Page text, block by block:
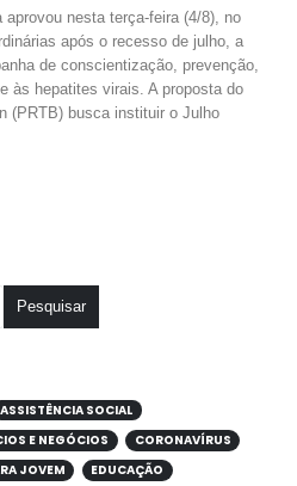
aprovou nesta terça-feira (4/8), no
após o recesso de julho, a
de conscientização, prevenção,
às hepatites virais. A proposta do
(PRTB) busca instituir o Julho
Pesquisar
ASSISTÊNCIA SOCIAL
E NEGÓCIOS
CORONAVÍRUS
JOVEM
EDUCAÇÃO